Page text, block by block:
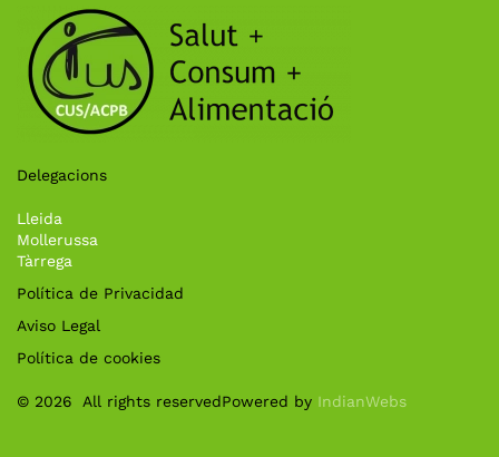
Delegacions
Lleida
Mollerussa
Tàrrega
Política de Privacidad
Aviso Legal
Política de cookies
© 2026 All rights reservedPowered by IndianWebs